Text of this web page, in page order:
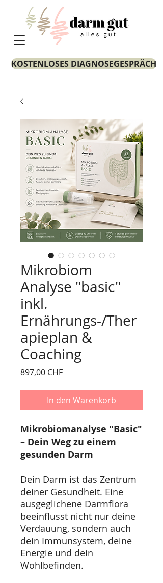
KOSTENLOSES DIAGNOSEGESPRÄCH
Mikrobiom
Analyse "basic"
inkl.
Ernährungs-/Ther
apieplan &
Coaching
897,00 CHFPreis
In den Warenkorb
Mikrobiomanalyse "Basic"
– Dein Weg zu einem
gesunden Darm
Dein Darm ist das Zentrum
deiner Gesundheit. Eine
ausgeglichene Darmflora
beeinflusst nicht nur deine
Verdauung, sondern auch
dein Immunsystem, deine
Energie und dein
Wohlbefinden.